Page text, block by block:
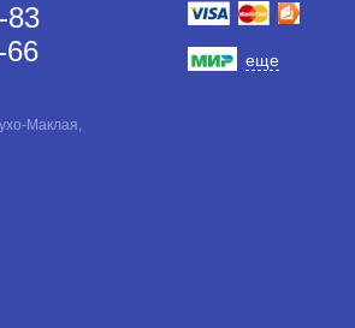
83
66
Маклая,
еще